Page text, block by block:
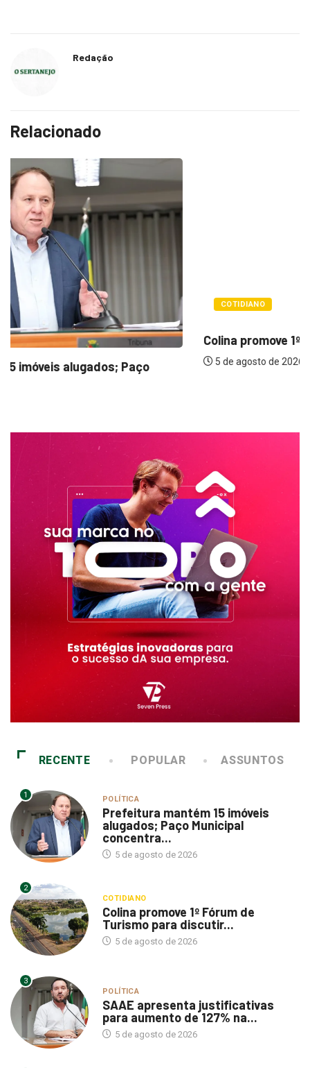
Redação
Relacionado
COTIDIANO
Colina promove 1º Fórum de Turismo para...
5 de agosto de 2026
RECENTE POPULAR ASSUNTOS
1 POLÍTICA
Prefeitura mantém 15 imóveis
alugados; Paço Municipal
concentra...
5 de agosto de 2026
2
COTIDIANO
Colina promove 1º Fórum de
Turismo para discutir...
5 de agosto de 2026
3
POLÍTICA
SAAE apresenta justificativas
para aumento de 127% na...
5 de agosto de 2026